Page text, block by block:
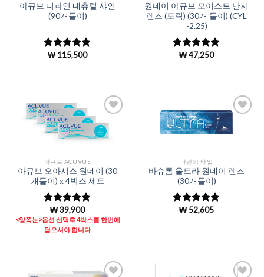
아큐브 디파인 내츄럴 샤인
(90개들이)
5 중에서
로 평
₩115,500
원데이 아큐브 모이스트 난시
렌즈 (토릭) (30개 들이) (CYL
-2.25)
5 중에서
로 평가됨
₩47,250
Add to
Wishlist
아큐브 ACUVUE
아큐브 오아시스 원데이 (30
개들이) x 4박스 세트
5 중에서
4.96로 평
가됨
₩39,900
<양쪽눈>옵션 선택후 4박스를 한번에
담으셔야 합니다
Add to
Wishlist
나만의 타입
바슈롬 울트라 원데이 렌즈
(30개들이)
5 중에서
로 평가됨
₩52,605